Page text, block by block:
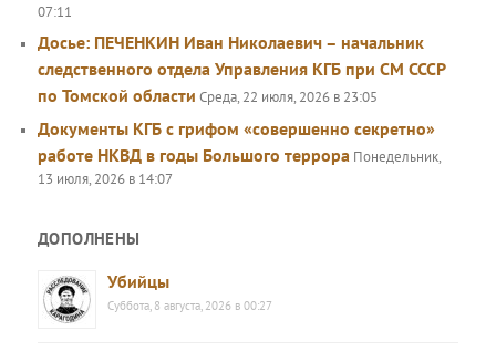
07:11
Досье: ПЕЧЕНКИН Иван Николаевич – начальник
следственного отдела Управления КГБ при СМ СССР
по Томской области Среда, 22 июля, 2026 в 23:05
Документы КГБ с грифом «совершенно секретно»
работе НКВД в годы Большого террора Понедельник,
13 июля, 2026 в 14:07
ДОПОЛНЕНЫ
Убийцы
Суббота, 8 августа, 2026 в 00:27